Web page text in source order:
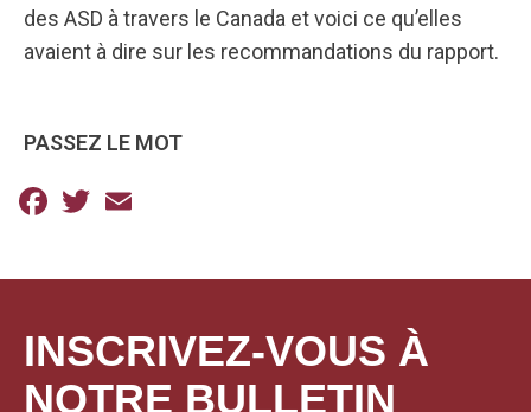
des ASD à travers le Canada et voici ce qu’elles
avaient à dire sur les recommandations du rapport.
PASSEZ LE MOT
Facebook
Twitter
INSCRIVEZ-VOUS À
NOTRE BULLETIN